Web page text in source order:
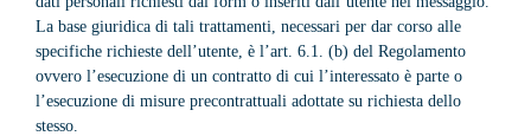
La base giuridica di tali trattamenti, necessari per dar corso alle
specifiche richieste dell’utente, è l’art. 6.1. (b) del Regolamento
ovvero l’esecuzione di un contratto di cui l’interessato è parte o
l’esecuzione di misure precontrattuali adottate su richiesta dello
stesso.